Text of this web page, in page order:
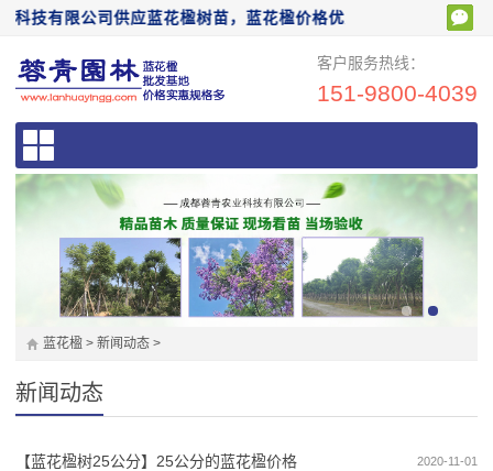
技有限公司供应蓝花楹树苗，蓝花楹价格优惠，欢迎前来电话
客户服务热线：
151-9800-4039
蓝花楹 > 新闻动态 >
新闻动态
2020-11-01
【蓝花楹树25公分】25公分的蓝花楹价格